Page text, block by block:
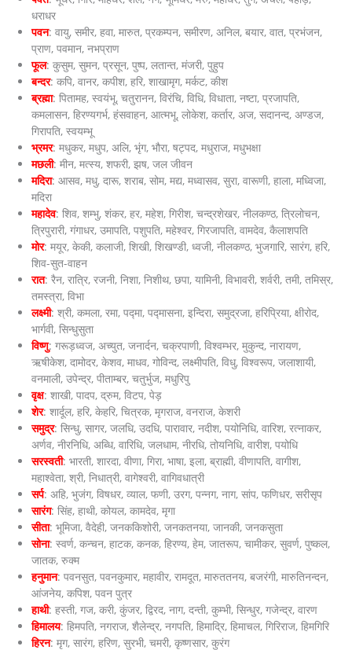
धराधर
पवन: वायु, समीर, हवा, मारुत, प्रकम्पन, समीरण, अनिल, बयार, वात, प्रभंजन,
प्राण, पवमान, नभप्राण
फूल: कुसुम, सुमन, प्रसून, पुष्प, लतान्त, मंजरी, पुहुप
बन्दर: कपि, वानर, कपीश, हरि, शाखामृग, मर्कट, कीश
ब्रह्मा: पितामह, स्वयंभू, चतुरानन, विरंचि, विधि, विधाता, नष्टा, प्रजापति,
कमलासन, हिरण्यगर्भ, हंसवाहन, आत्मभू, लोकेश, कर्तार, अज, सदानन्द, अण्डज,
गिरापति, स्वयम्भू
भ्रमर: मधुकर, मधुप, अलि, भृंग, भौरा, षट्पद, मधुराज, मधुभक्षा
मछली: मीन, मत्स्य, शफरी, झष, जल जीवन
मदिरा: आसव, मधु, दारू, शराब, सोम, मद्य, मध्वासव, सुरा, वारूणी, हाला, मध्विजा,
मदिरा
महादेव: शिव, शम्भु, शंकर, हर, महेश, गिरीश, चन्द्रशेखर, नीलकण्ठ, त्रिलोचन,
त्रिपुरारी, गंगाधर, उमापति, पशुपति, महेश्वर, गिरजापति, वामदेव, कैलाशपति
मोर: मयूर, केकी, कलाजी, शिखी, शिखण्डी, ध्वजी, नीलकण्ठ, भुजगारि, सारंग, हरि,
शिव-सुत-वाहन
रात: रैन, रात्रि, रजनी, निशा, निशीथ, छपा, यामिनी, विभावरी, शर्वरी, तमी, तमिस्र,
तमस्त्रा, विभा
लक्ष्मी: श्री, कमला, रमा, पद्मा, पद्मासना, इन्दिरा, समुद्रजा, हरिप्रिया, क्षीरोद,
भार्गवी, सिन्धुसुता
विष्णु: गरूड़ध्वज, अच्युत, जनार्दन, चक्रपाणी, विश्वम्भर, मुकुन्द, नारायण,
ऋषीकेश, दामोदर, केशव, माधव, गोविन्द, लक्ष्मीपति, विधु, विश्वरूप, जलाशायी,
वनमाली, उपेन्द्र, पीताम्बर, चतुर्भुज, मधुरिपु
वृक्ष: शाखी, पादप, द्रुम, विटप, पेड़
शेर: शार्दूल, हरि, केहरि, चित्रक, मृगराज, वनराज, केशरी
समुद्र: सिन्धु, सागर, जलधि, उदधि, पारावार, नदीश, पयोनिधि, वारिश, रत्नाकर,
अर्णव, नीरनिधि, अब्धि, वारिधि, जलधाम, नीरधि, तोयनिधि, वारीश, पयोधि
सरस्वती: भारती, शारदा, वीणा, गिरा, भाषा, इला, ब्राह्मी, वीणापति, वागीश,
महाश्वेता, श्री, निधात्री, वागेश्वरी, वागिवधात्री
सर्प: अहि, भुजंग, विषधर, व्याल, फणी, उरग, पन्नग, नाग, सांप, फणिधर, सरीसृप
सारंग: सिंह, हाथी, कोयल, कामदेव, मृगा
सीता: भूमिजा, वैदेही, जनककिशोरी, जनकतनया, जानकी, जनकसुता
सोना: स्वर्ण, कन्चन, हाटक, कनक, हिरण्य, हेम, जातरूप, चामीकर, सुवर्ण, पुष्कल,
जातक, रुक्म
हनुमान: पवनसुत, पवनकुमार, महावीर, रामदूत, मारुततनय, बजरंगी, मारुतिनन्दन,
आंजनेय, कपिश, पवन पुत्र
हाथी: हस्ती, गज, करी, कुंजर, द्विरद, नाग, दन्ती, कुम्भी, सिन्धुर, गजेन्द्र, वारण
हिमालय: हिमपति, नगराज, शैलेन्द्र, नगपति, हिमाद्रि, हिमाचल, गिरिराज, हिमगिरि
हिरन: मृग, सारंग, हरिण, सुरभी, चमरी, कृष्णसार, कुरंग